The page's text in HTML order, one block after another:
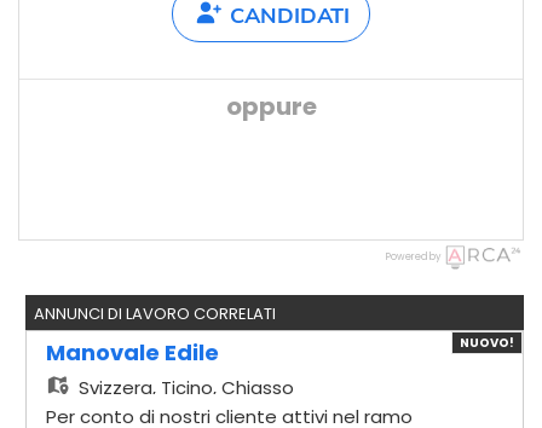
CANDIDATI
oppure
Powered by
ANNUNCI DI LAVORO CORRELATI
NUOVO!
Manovale Edile
Svizzera, Ticino, Chiasso
Per conto di nostri cliente attivi nel ramo